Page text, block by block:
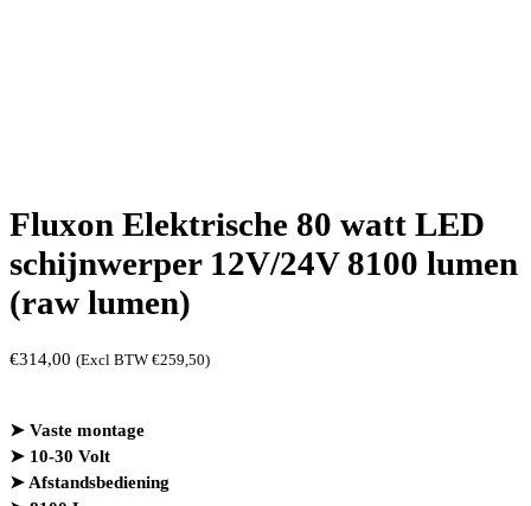
Fluxon Elektrische 80 watt LED
schijnwerper 12V/24V 8100 lumen
(raw lumen)
€314,00 (Excl BTW €259,50)
➤ Vaste montage
➤ 10-30 Volt
➤ Afstandsbediening